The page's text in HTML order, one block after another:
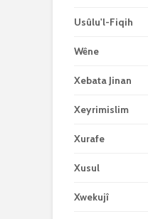
Usûlu'l-Fiqih
Wêne
Xebata Jinan
Xeyrimislim
Xurafe
Xusul
Xwekujî